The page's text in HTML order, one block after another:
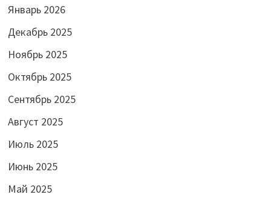
Январь 2026
Декабрь 2025
Ноябрь 2025
Октябрь 2025
Сентябрь 2025
Август 2025
Июль 2025
Июнь 2025
Май 2025